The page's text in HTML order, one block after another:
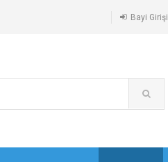
Bayi Girişi